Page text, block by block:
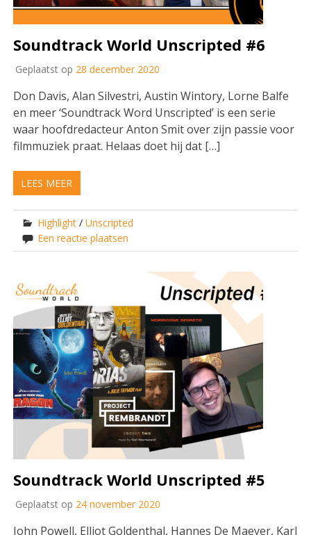
Soundtrack World Unscripted #6
Geplaatst op 28 december 2020
Don Davis, Alan Silvestri, Austin Wintory, Lorne Balfe
en meer ‘Soundtrack Word Unscripted’ is een serie
waar hoofdredacteur Anton Smit over zijn passie voor
filmmuziek praat. Helaas doet hij dat […]
LEES MEER
Highlight /Unscripted
Een reactie plaatsen
Soundtrack World Unscripted #5
Geplaatst op 24 november 2020
John Powell, Elliot Goldenthal, Hannes De Maeyer, Karl